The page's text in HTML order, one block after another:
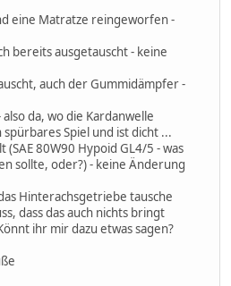
eine Matratze reingeworfen -
bereits ausgetauscht - keine
auch der Gummidämpfer -
da, wo die Kardanwelle
Spiel und ist dicht ...
(SAE 80W90 Hypoid GL4/5 - was
sollte, oder?) - keine Änderung
Hinterachsgetriebe tausche
dass das auch nichts bringt
ihr mir dazu etwas sagen?